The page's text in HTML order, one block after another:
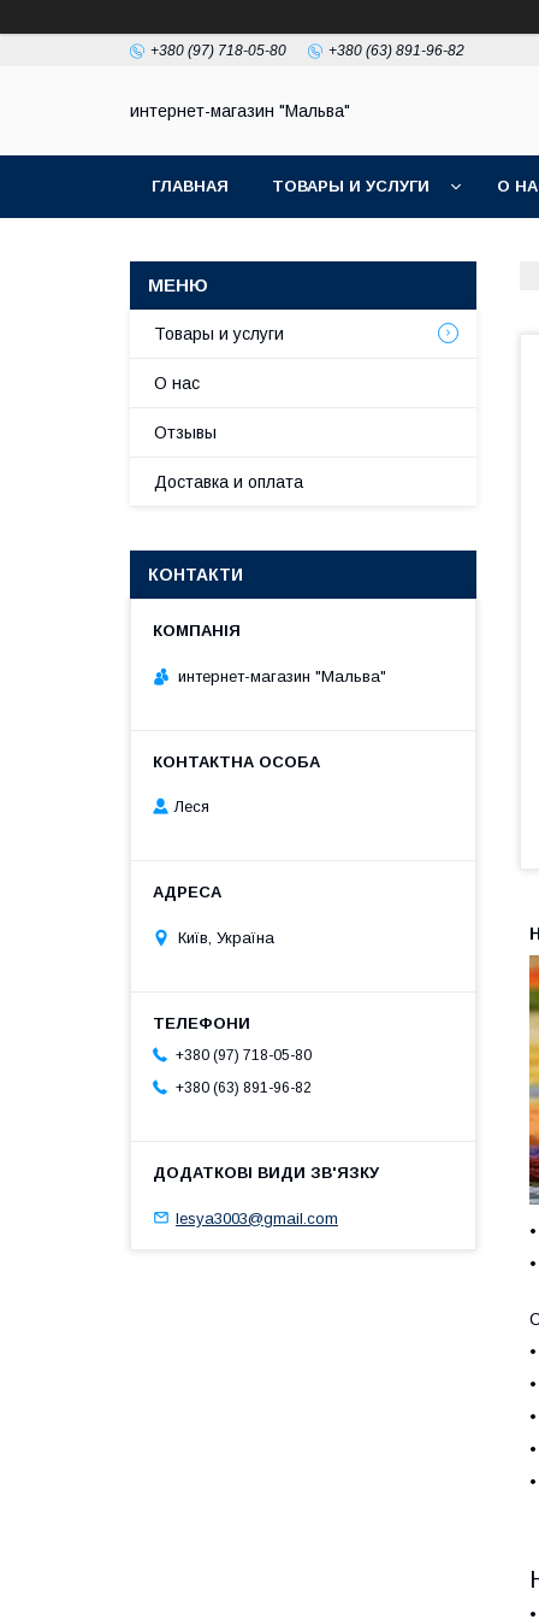
+380 (97) 718-05-80 +380 (63) 891-96-82
интернет-магазин "Мальва"
ГЛАВНАЯ ТОВАРЫ И УСЛУГИ О
Товары и услуги
О нас
Отзывы
Доставка и оплата
КОНТАКТИ
интернет-магазин "Мальва"
Леся
Київ, Україна
+380 (97) 718-05-80
+380 (63) 891-96-82
lesya3003@gmail.com